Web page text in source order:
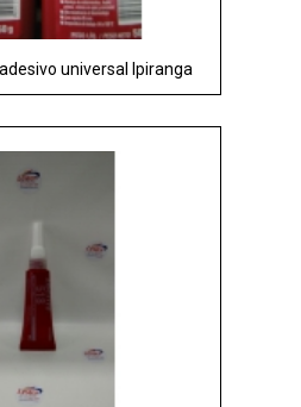
universal Ipiranga